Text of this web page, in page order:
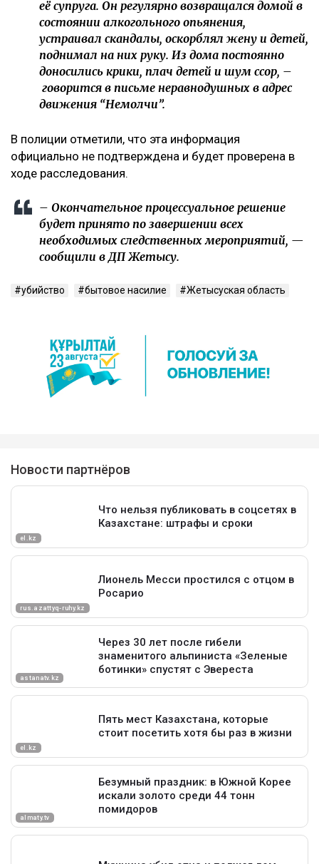
её супруга. Он регулярно возвращался домой в
состоянии алкогольного опьянения,
устраивал скандалы, оскорблял жену и детей,
поднимал на них руку. Из дома постоянно
доносились крики, плач детей и шум ссор, –
говорится в письме неравнодушных в адрес
движения “Немолчи”.
В полиции отметили, что эта информация
официально не подтверждена и будет проверена в
ходе расследования.
– Окончательное процессуальное решение
будет принято по завершении всех
необходимых следственных мероприятий, —
сообщили в ДП Жетысу.
убийство бытовое насилие Жетысуская область